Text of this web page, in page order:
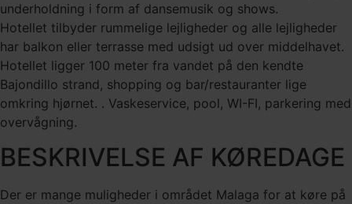
underholdning i form af dansemusik og shows.
Hotellet tilbyder rummelige lejligheder og alle lejligheder
har balkon eller terrasse med udsigt ud over middelhavet.
Hotellet ligger 100 meter fra vandet på den kendte
Bajondillo strand, shopping og bar/restauranter lige
omkring hjørnet. . Vaskeservice, pool, WI-FI, parkering med
overvågning.
BESKRIVELSE AF KØREDAGE
Der er mange muligheder i området Malaga for at køre på